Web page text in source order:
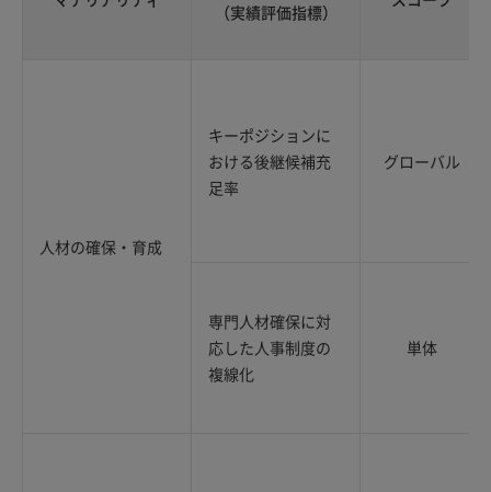
（実績評価指標）
人材の確保・育成
キーポジションに
おける後継候補充
足率
グローバル
専門人材確保に対
応した人事制度の
複線化
単体